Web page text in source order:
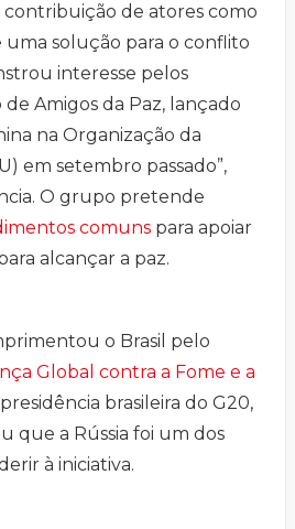
contribuição de atores como
uma solução para o conflito
interesse pelos
Amigos da Paz, lançado
na Organização da
em setembro passado”,
O grupo pretende
comuns para apoiar
alcançar a paz.
o Brasil pelo
Global contra a Fome e a
brasileira do G20,
que a Rússia foi um dos
à iniciativa.